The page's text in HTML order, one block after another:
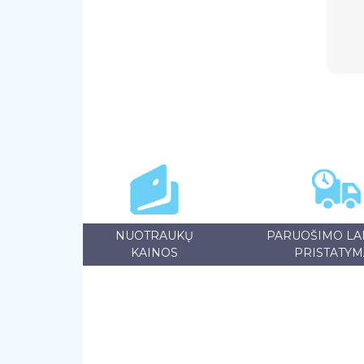
NUOTRAUKŲ
KAINOS
PARUOŠIMO